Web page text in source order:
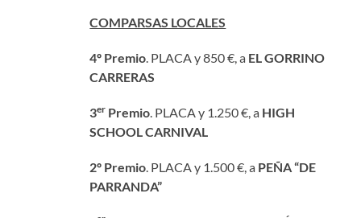
COMPARSAS LOCALES
4º Premio. PLACA y 850 €, a EL GORRINO
CARRERAS
3er Premio. PLACA y 1.250 €, a HIGH
SCHOOL CARNIVAL
2º Premio. PLACA y 1.500 €, a PEÑA “DE
PARRANDA”